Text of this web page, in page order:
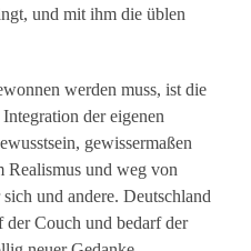
und mit ihm die üblen
werden muss, ist die
der eigenen
gewissermaßen
Realismus und weg von
und andere. Deutschland
Couch und bedarf der